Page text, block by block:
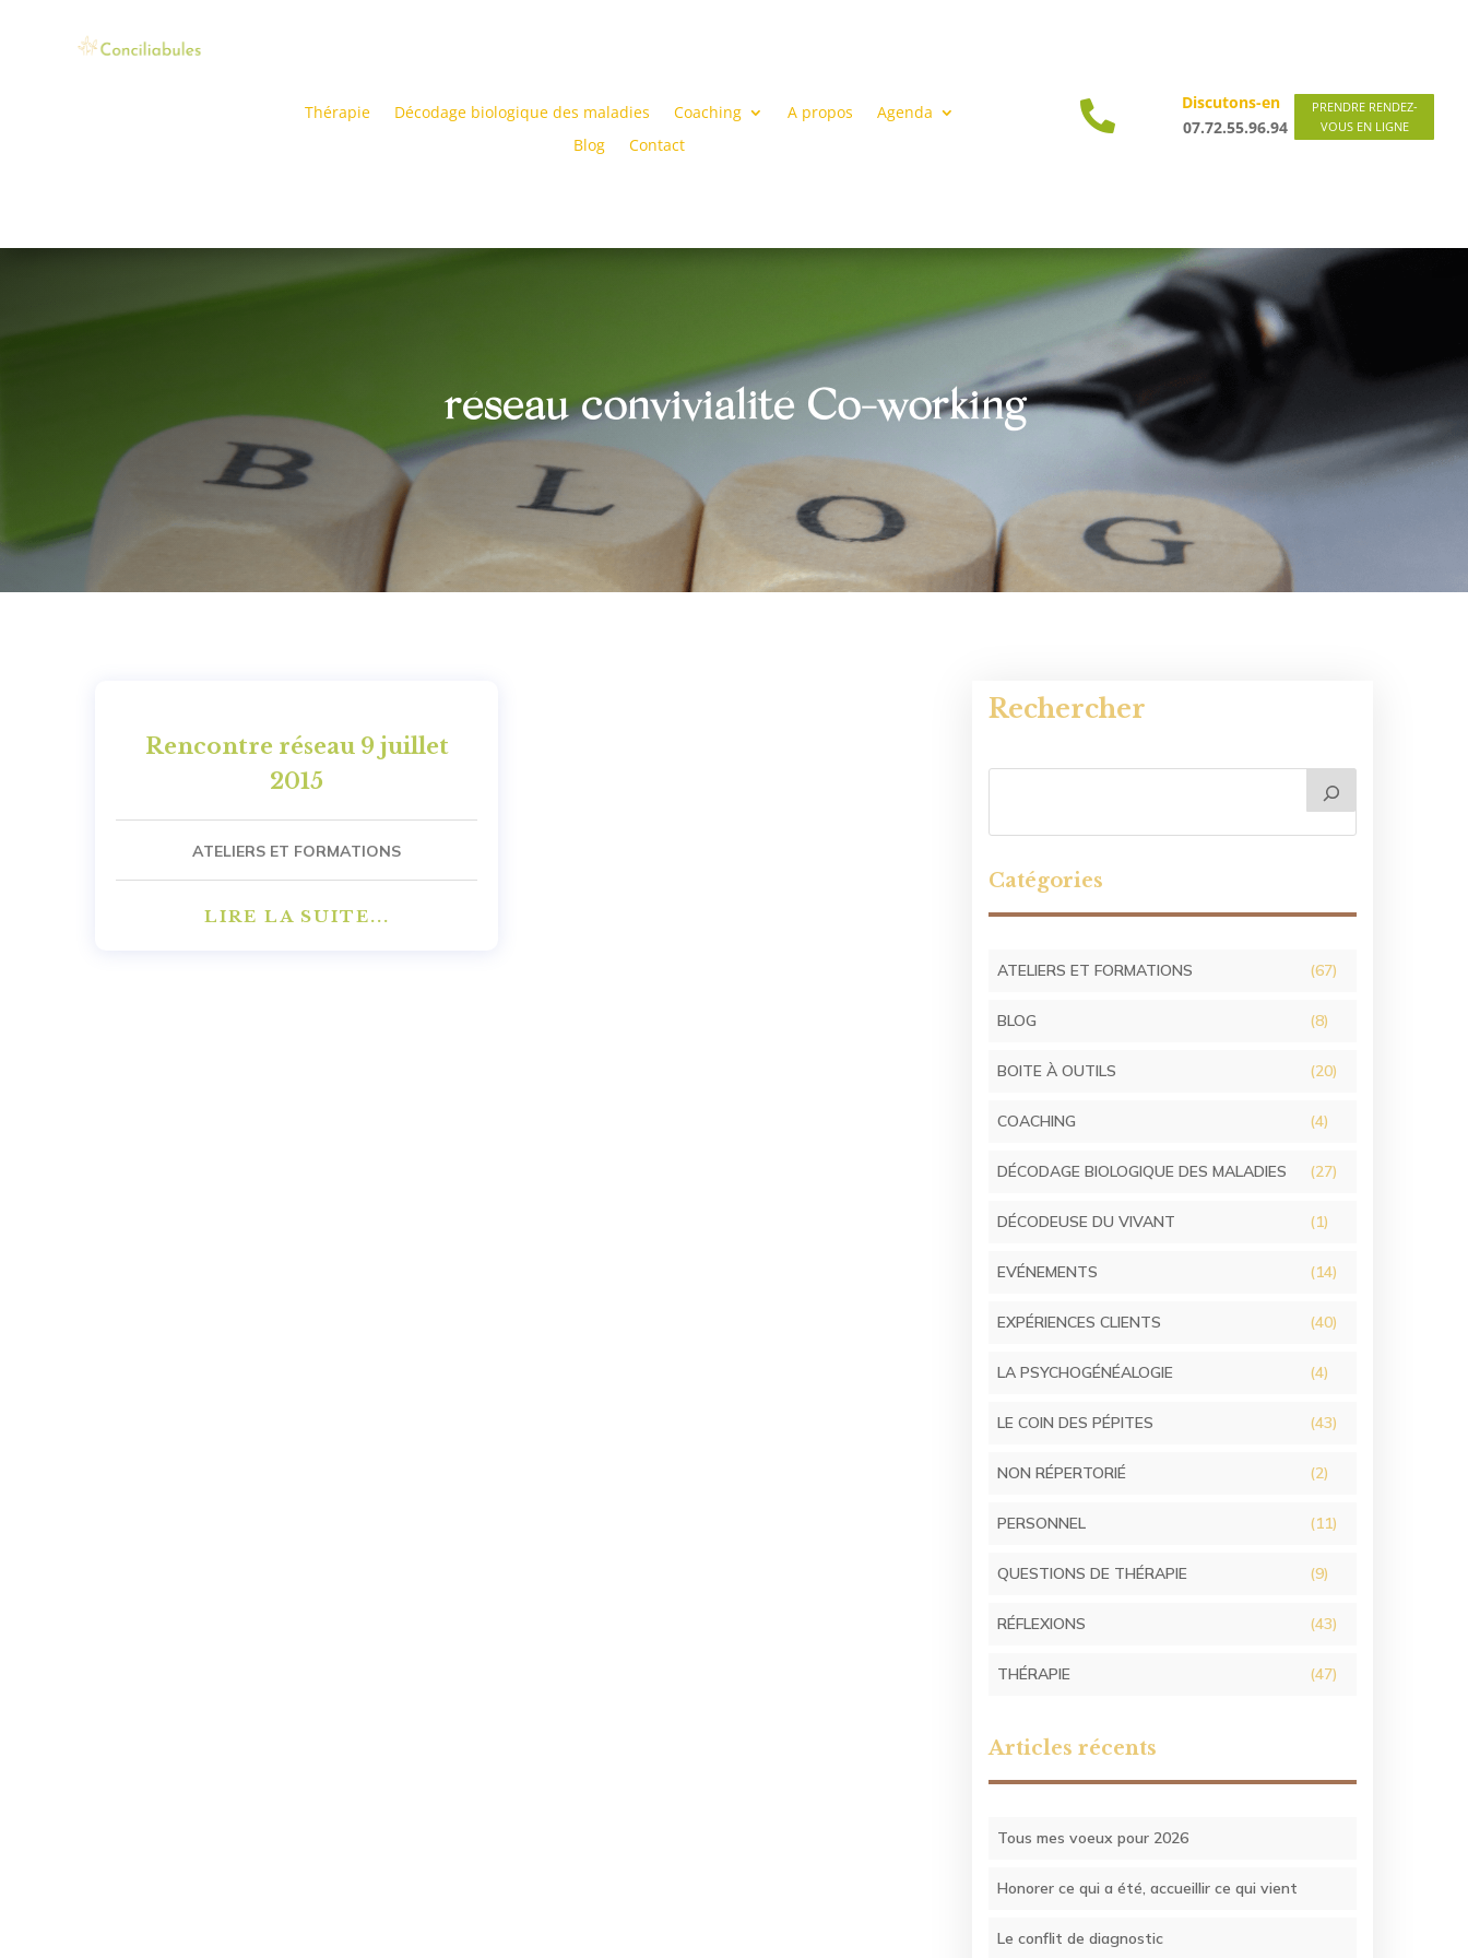
Thérapie Décodage biologique des maladies Coaching A propos
Agenda
Blog
Contact

Discutons-en
07.72.55.96.94
PRENDRE RENDEZ-
VOUS EN LIGNE
réseau convivialité Co-working
Rencontre réseau 9 juillet
2015
ATELIERS ET FORMATIONS
LIRE LA SUITE...
Rechercher
Catégories
ATELIERS ET FORMATIONS (67)
BLOG (8)
BOITE À OUTILS (20)
COACHING (4)
DÉCODAGE BIOLOGIQUE DES MALADIES (27)
DÉCODEUSE DU VIVANT (1)
EVÉNEMENTS (14)
EXPÉRIENCES CLIENTS (40)
LA PSYCHOGÉNÉALOGIE (4)
LE COIN DES PÉPITES (43)
NON RÉPERTORIÉ (2)
PERSONNEL (11)
QUESTIONS DE THÉRAPIE (9)
RÉFLEXIONS (43)
THÉRAPIE (47)
Articles récents
Tous mes voeux pour 2026
Honorer ce qui a été, accueillir ce qui vient
Le conflit de diagnostic